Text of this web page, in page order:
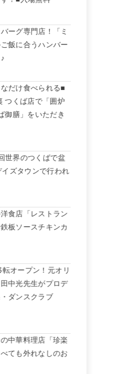
ーグ専門店！「ミ
飯に合うハンバー
だけ食べられる■
つくば店で「囲炉
御膳」をいただき
世界のつくばで盆
イズタウンで行われ
食店「レストラン
板ソースチキンカ
オープン！元オリ
中光先生がプロデ
ダンスクラブ
中華料理店「珍楽
ても外れなしのお